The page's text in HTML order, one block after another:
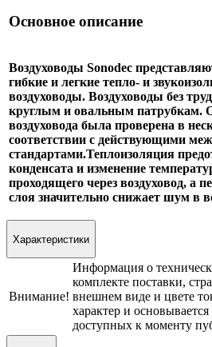
Основное описание
Воздуховоды Sonodec
гибкие и легкие тепло- и
воздуховоды. Воздуховоды без
круглым и овальным патрубкам.
воздуховода была проверена в
соответствии с действующими
стандартами.Теплоизоляция
конденсата и изменение
проходящего через воздуховод, а
слоя значительно снижает шум в
Характеристики
Внимание!
Информация о
комплекте поставки,
внешнем виде и цвете
характер и
доступных к моменту